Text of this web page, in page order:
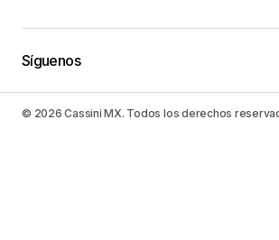
Síguenos
© 2026 Cassini MX. Todos los derechos